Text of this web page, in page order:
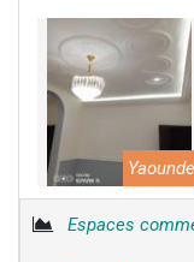
Yaounde
Espaces